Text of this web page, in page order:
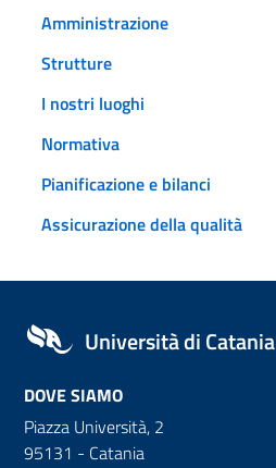
Amministrazione
Strutture
I nostri luoghi
Normativa
Pianificazione e bilanci
Assicurazione della qualità
Università di Catania
DOVE SIAMO
Piazza Università, 2
95131 - Catania